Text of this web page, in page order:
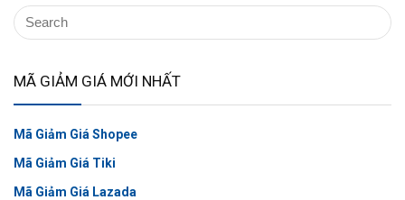
MÃ GIẢM GIÁ MỚI NHẤT
Mã Giảm Giá Shopee
Mã Giảm Giá Tiki
Mã Giảm Giá Lazada